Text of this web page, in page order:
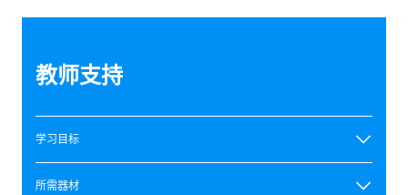
教师支持
学习目标
所需器材